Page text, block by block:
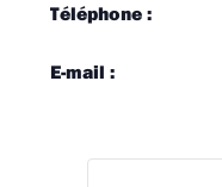
Téléphone :
E-mail :